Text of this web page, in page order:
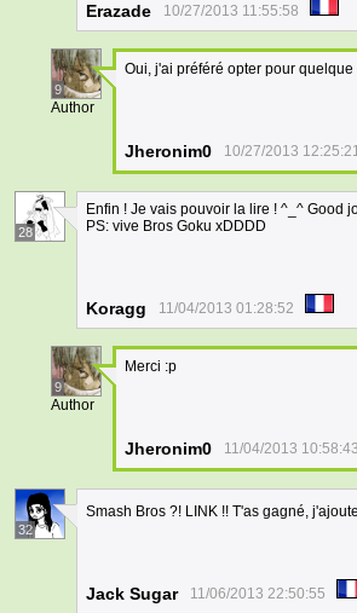
Erazade 10/27/2013 11:55:58
9
Author
Oui, j'ai préféré opter pour
Jheronim0 10/27/2013
28
Enfin ! Je vais pouvoir la lire ! ^_^ Good
PS: vive Bros Goku xDDDD
Koragg 11/04/2013 01:28:52
9
Author
Merci :p
Jheronim0 11/04/2013 10:58:43
32
Smash Bros ?! LINK !! T'as gagné,
Jack Sugar 11/06/2013 22:50:55